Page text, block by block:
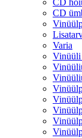
CD
CD
Varia
Vinüüli